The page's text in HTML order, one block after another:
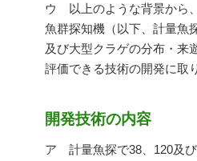
ウ 以上のような背景から
魚群探知機（以下、計量魚
及び大型クラゲの分布・来
評価できる技術の開発に取
開発技術の内容
ア 計量魚探で38、120及